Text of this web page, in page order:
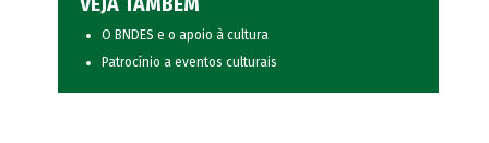
VEJA TAMBÉM
O BNDES e o apoio à cultura
Patrocínio a eventos culturais